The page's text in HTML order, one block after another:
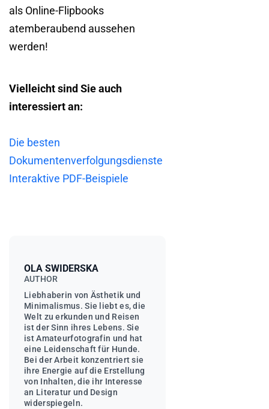
als Online-Flipbooks
atemberaubend aussehen
werden!
Vielleicht sind Sie auch
interessiert an:
Die besten
Dokumentenverfolgungsdienste
Interaktive PDF-Beispiele
OLA SWIDERSKA
AUTHOR
Liebhaberin von Ästhetik und
Minimalismus. Sie liebt es, die
Welt zu erkunden und Reisen
ist der Sinn ihres Lebens. Sie
ist Amateurfotografin und hat
eine Leidenschaft für Hunde.
Bei der Arbeit konzentriert sie
ihre Energie auf die Erstellung
von Inhalten, die ihr Interesse
an Literatur und Design
widerspiegeln.